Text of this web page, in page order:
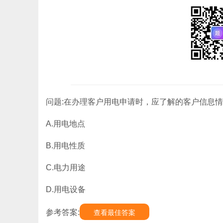
问题:在办理客户用电申请时，应了解的客户信息
A.用电地点
B.用电性质
C.电力用途
D.用电设备
参考答案: 查看最佳答案